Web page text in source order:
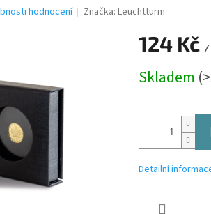
hodnocení Značka:Leuchtturm
124 Kč /
cena:
Skladem
Detailní